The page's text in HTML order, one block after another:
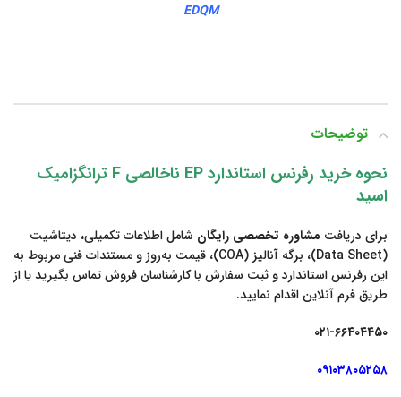
EDQM
توضیحات
نحوه خرید رفرنس استاندارد EP ناخالصی F ترانگزامیک
اسید
برای دریافت مشاوره تخصصی رایگان شامل اطلاعات تکمیلی، دیتاشیت
(Data Sheet)، برگه آنالیز (COA)، قیمت به‌روز و مستندات فنی مربوط به
این رفرنس استاندارد و ثبت سفارش با کارشناسان فروش تماس بگیرید یا از
طریق فرم آنلاین اقدام نمایید.
۰۲۱-۶۶۴۰۴۴۵۰
۰۹۱۰۳۸۰۵۲۵۸